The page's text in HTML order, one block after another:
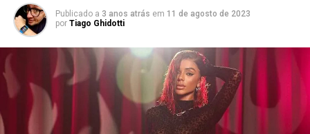
Publicado a 3 anos atrás em 11 de agosto de 2023
por Tiago Ghidotti